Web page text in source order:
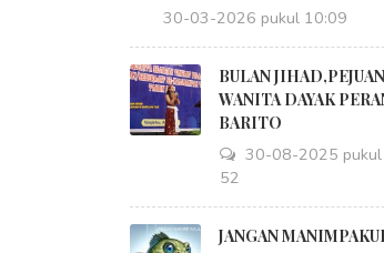
30-03-2026 pukul 10:09
BULAN
WANITA DAYAK
BARITO
30-08-2025 pukul
18:52
JANGAN